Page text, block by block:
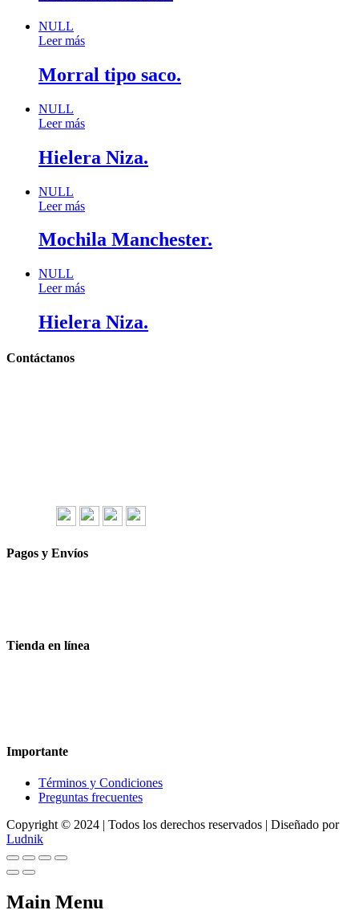
NULL
Leer más
Morral tipo saco.
NULL
Leer más
Hielera Niza.
NULL
Leer más
Mochila Manchester.
NULL
Leer más
Hielera Niza.
Contáctanos
Pagos y Envíos
Tienda en línea
Importante
Términos y Condiciones
Preguntas frecuentes
Copyright © 2024 | Todos los derechos reservados | Diseñado por
Ludnik
Main Menu